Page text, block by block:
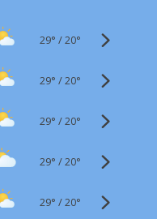
29° /20°
29° /20°
29° /20°
29° /20°
29° /20°